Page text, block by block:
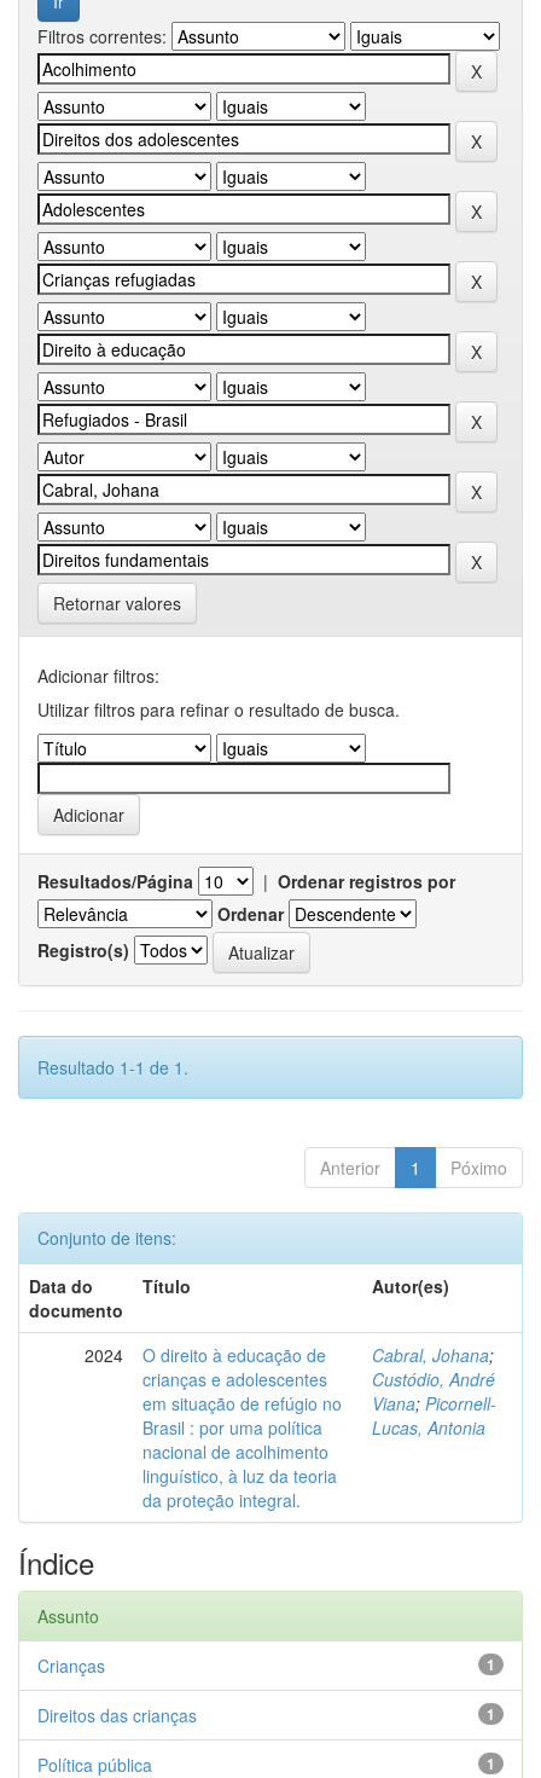
Filtros correntes:
Retornar valores
Adicionar filtros:
Utilizar filtros para refinar o resultado de busca.
Resultados/Página | Ordenar registros por
Ordenar
Registro(s)
Resultado 1-1 de 1.
Anterior 1 Póximo
Conjunto de itens:
Data do
documento
Título Autor(es)
2024
O direito à educação de
crianças e adolescentes
em situação de refúgio no
Brasil : por uma política
nacional de acolhimento
linguístico, à luz da teoria
da proteção integral.
Cabral, Johana;
Custódio, André
Viana; Picornell-
Lucas, Antonia
Índice
Assunto
1
Crianças
1
Direitos das crianças
1
Política pública